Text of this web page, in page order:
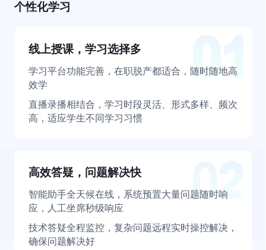
个性化学习
线上授课，学习选择多
学习平台功能完善，在职脱产都适合，随时随地高
效学
直播录播相结合，学习时段灵活、形式多样、频次
高，适应学生不同学习习惯
高效答疑，问题解决快
智能助手全天候在线，系统预置大量问题随时响
应，人工坐席秒级响应
技术答疑全程监控，复杂问题远程实时操控解决，
确保问题解决好